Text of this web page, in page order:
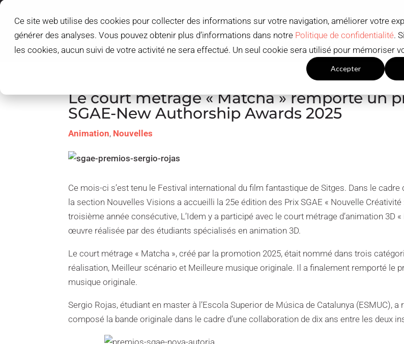
Ce site web utilise des cookies pour collecter des informations sur votre navigation, améliorer votre
générer des analyses. Vous pouvez obtenir plus d’informations dans notre Politique de confidentialité.
les cookies, aucun suivi de votre activité ne sera effectué. Un seul cookie sera utilisé pour mémoriser
Accepter
L'IDEM SCHOOL ADMISSIONS ET BOURSES
INTERNATIONAL
ÉTUDIANTS L'IDEM Contact
Le court métrage « Matcha » remporte un
SGAE-New Authorship Awards 2025
Animation, Nouvelles
Ce mois-ci s’est tenu le Festival international du film fantastique de Sitges. Dans le cadre
la section Nouvelles Visions a accueilli la 25e édition des Prix SGAE « Nouvelle Créativité
troisième année consécutive, L’Idem y a participé avec le court métrage d’animation 3D «
œuvre réalisée par des étudiants spécialisés en animation 3D.
Le court métrage « Matcha », créé par la promotion 2025, était nommé dans trois
réalisation, Meilleur scénario et Meilleure musique originale. Il a finalement remporté le
musique originale.
Sergio Rojas, étudiant en master à l’Escola Superior de Música de Catalunya (ESMUC), a
composé la bande originale dans le cadre d’une collaboration de dix ans entre les deux